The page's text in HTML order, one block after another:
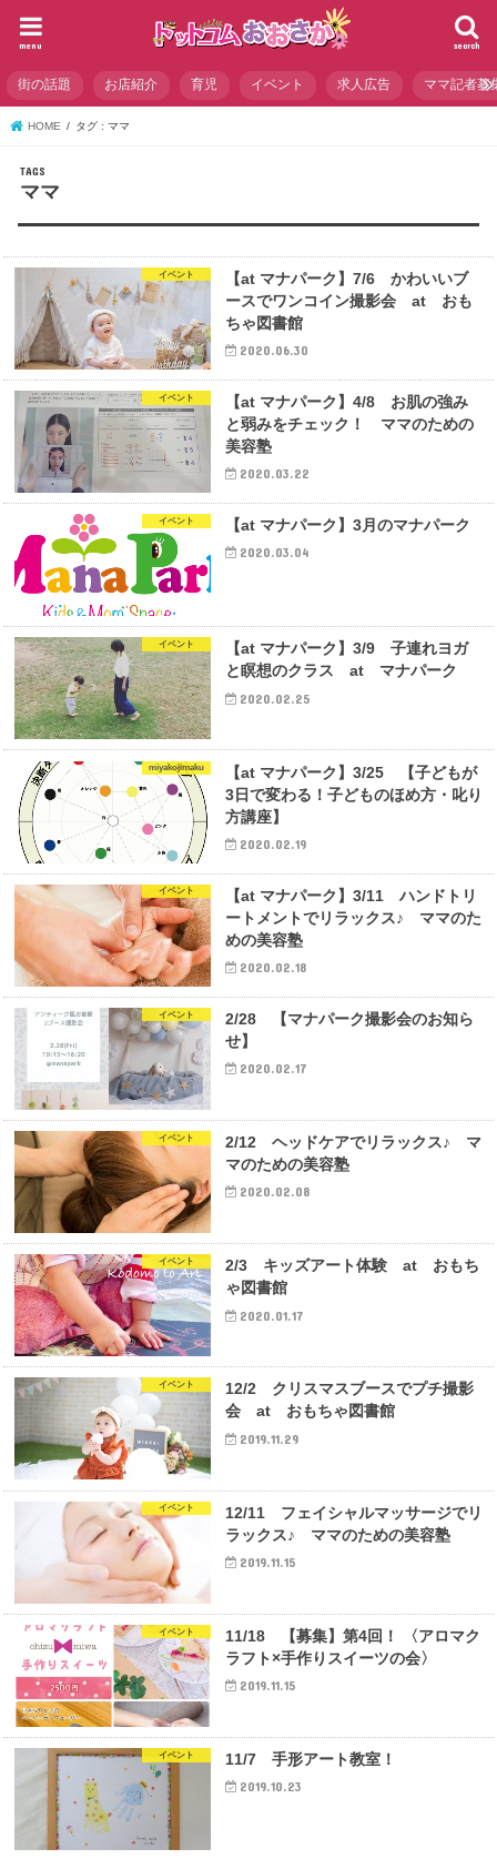
search
menu
街の話題 お店紹介 育児 イベント 求人広告 ママ記者募
HOME タグ : ママ
ママ
イベント
【at マナパーク】7/6 かわいいブ
ースでワンコイン撮影会 at おも
ちゃ図書館
2020.06.30
イベント
【at マナパーク】4/8 お肌の強み
と弱みをチェック！ ママのための
美容塾
2020.03.22
イベント 【at マナパーク】3月のマナパーク
2020.03.04
イベント
【at マナパーク】3/9 子連れヨガ
と瞑想のクラス at マナパーク
2020.02.25
miyakojimaku
【at マナパーク】3/25 【子どもが
3日で変わる！子どものほめ方・叱り
方講座】
2020.02.19
イベント
【at マナパーク】3/11 ハンドトリ
ートメントでリラックス♪ ママのた
めの美容塾
2020.02.18
イベント
2/28 【マナパーク撮影会のお知ら
せ】
2020.02.17
イベント
2/12 ヘッドケアでリラックス♪ マ
マのための美容塾
2020.02.08
イベント
2/3 キッズアート体験 at おもち
ゃ図書館
2020.01.17
イベント
12/2 クリスマスブースでプチ撮影
会 at おもちゃ図書館
2019.11.29
イベント
12/11 フェイシャルマッサージでリ
ラックス♪ ママのための美容塾
2019.11.15
イベント
11/18 【募集】第4回！ 〈アロマク
ラフト×手作りスイーツの会〉
2019.11.15
イベント 11/7 手形アート教室！
2019.10.23